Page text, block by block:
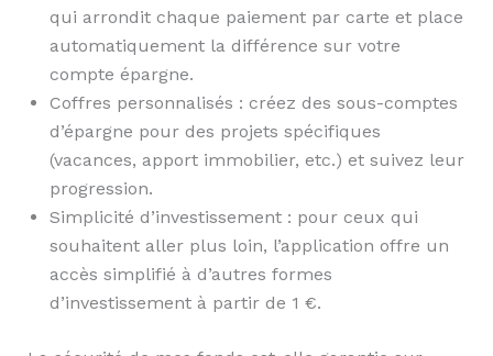
qui arrondit chaque paiement par carte et place
automatiquement la différence sur votre
compte épargne.
Coffres personnalisés : créez des sous-comptes
d’épargne pour des projets spécifiques
(vacances, apport immobilier, etc.) et suivez leur
progression.
Simplicité d’investissement : pour ceux qui
souhaitent aller plus loin, l’application offre un
accès simplifié à d’autres formes
d’investissement à partir de 1 €.